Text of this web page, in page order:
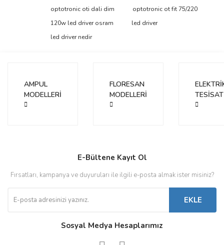
Yorum Yaz
Ürün resmi kalitesiz, bozuk veya görüntülenemiyor.
Ürün açıklamasında eksik bilgiler bulunuyor.
optotronic oti dali dim
optotronic ot fit 75/220
120w led driver osram
led driver
led driver nedir
AMPUL
MODELLERİ
FLORESAN
MODELLERİ
TESİSAT
E-Bültene Kayıt Ol
Fırsatları, kampanya ve duyuruları ile ilgili e-posta almak ister misiniz?
EKLE
Sosyal Medya Hesaplarımız